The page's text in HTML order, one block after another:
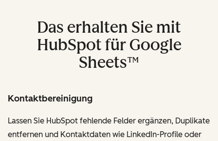
Das erhalten Sie mit
HubSpot für Google
Sheets™
Kontaktbereinigung
Lassen Sie HubSpot fehlende Felder ergänzen, Duplikate
entfernen und Kontaktdaten wie LinkedIn-Profile oder